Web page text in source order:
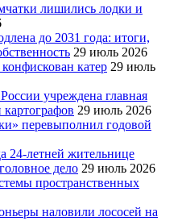
лишились лодки и
до 2031 года: итоги,
29 июль 2026
катер 29 июль
учреждена главная
картографов 29 июль 2026
перевыполнил годовой
24-летней жительнице
дело 29 июль 2026
пространственных
наловили лососей на